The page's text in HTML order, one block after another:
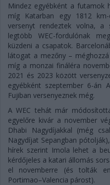
Mindez egyébként a futamok
míg Katarban egy 1812
versenyt rendeztek volna, a
legtöbb WEC-fordulónak
küzdeni a csapatok.
látogat a mezőny –
míg a monzai fináléra
2021 és 2023 között
egyébként szeptember 6-án
Fujiban versenyeznek még.
A WEC tehát már
egyelőre kivár a november
Dhabi Nagydíjakkal (még
Nagydíjat Sepangban
hírek szerint Imola lehet a
kérdőjeles a katari állomás
el novemberre (és tolták
Portimao–Valencia párost).